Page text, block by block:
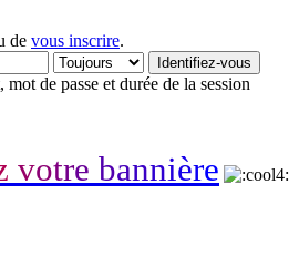
de vous inscrire.
de passe et durée de la session
votre bannière